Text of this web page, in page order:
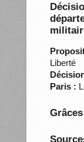
Liberté
Paris :